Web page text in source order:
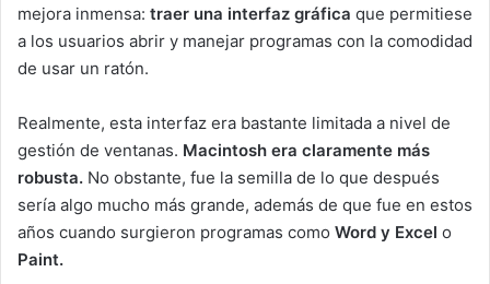
mejora inmensa: traer una interfaz gráfica que permitiese
a los usuarios abrir y manejar programas con la comodidad
de usar un ratón.
Realmente, esta interfaz era bastante limitada a nivel de
gestión de ventanas. Macintosh era claramente más
robusta. No obstante, fue la semilla de lo que después
sería algo mucho más grande, además de que fue en estos
años cuando surgieron programas como Word y Excel o
Paint.